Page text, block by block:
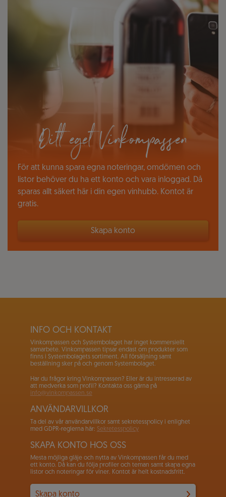
Ditt eget Vinkompassen
För att kunna spara egna noteringar, omdömen och
listor behöver du ha ett konto och vara inloggad. Då
sparas allt säkert här i din egen vinhubb. Kontot är
gratis.
Skapa konto
INFO OCH KONTAKT
Vinkompassen och Systembolaget har inget kommersiellt
samarbete. Vinkompassen tipsar endast om produkter som
finns i Systembolagets sortiment. All försäljning samt
beställning sker på och genom Systembolaget.
Har du frågor kring Vinkompassen? Eller är du intresserad av
att medverka som profil? Kontakta oss gärna på
info@vinkompassen.se
ANVÄNDARVILLKOR
Ta del av vår användarvillkor samt sekretesspolicy i enlighet
med GDPR-reglerna här: Sekretesspolicy
SKAPA KONTO HOS OSS
Mesta möjliga gläje och nytta av Vinkompassen får du med
ett konto. Då kan du följa profiler och teman samt skapa egna
listor och noteringar för viner. Kontot är helt kostnadsfritt.
Skapa konto